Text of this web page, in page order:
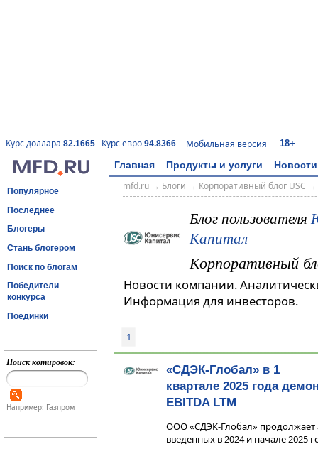
Курс доллара 82.1665 Курс евро 94.8366 Мобильная версия 18+
Главная Продукты и услуги Новости
Популярное
Последнее
Блогеры
Стань блогером
Поиск по блогам
Победители
конкурса
Поединки
Поиск котировок:
Например: Газпром
mfd.ru→ Блоги → Корпоративный блог USC →
Блог пользователя
Капитал
Корпоративный
Новости компании.
Информация для инвесторов.
1
«СДЭК-Глобал» в 1
квартале 2025 года
EBITDA LTM
ООО «СДЭК-Глобал» продолжает
введенных в 2024 и начале 2025